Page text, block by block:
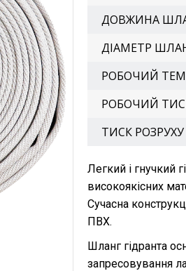
ДОВЖИНА
ДІАМЕТР
РОБОЧИЙ
РОБОЧИЙ
ТИСК
Легкий і гнучкий
високоякісних
Сучасна
ПВХ.
Шланг гідранта
запресовування